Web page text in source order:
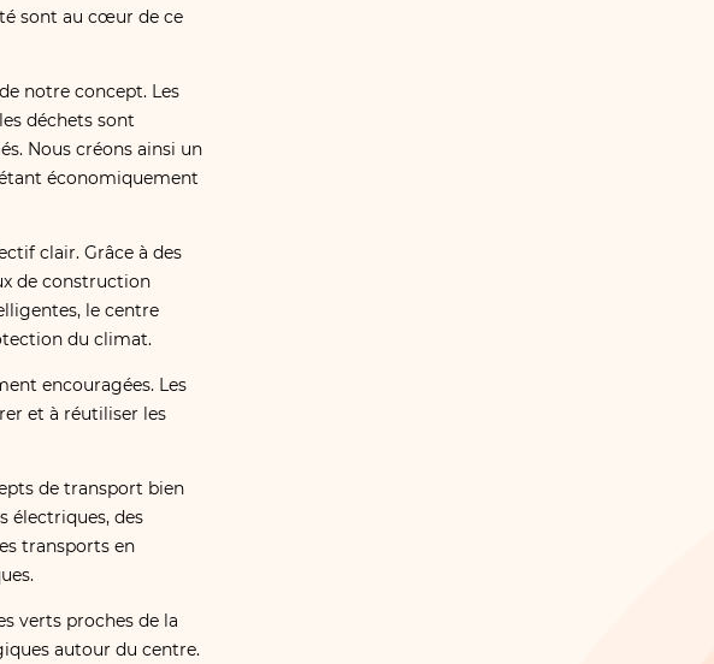
sont au cœur de ce
notre concept. Les
déchets sont
Nous créons ainsi un
économiquement
clair. Grâce à des
de construction
le centre
du climat.
encouragées. Les
et à réutiliser les
de transport bien
électriques, des
transports en
verts proches de la
autour du centre.